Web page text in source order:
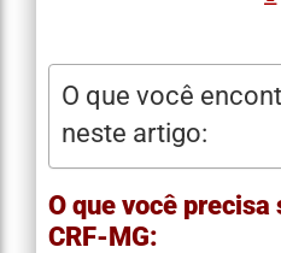
O que você
neste artigo:
O que você
CRF-MG: